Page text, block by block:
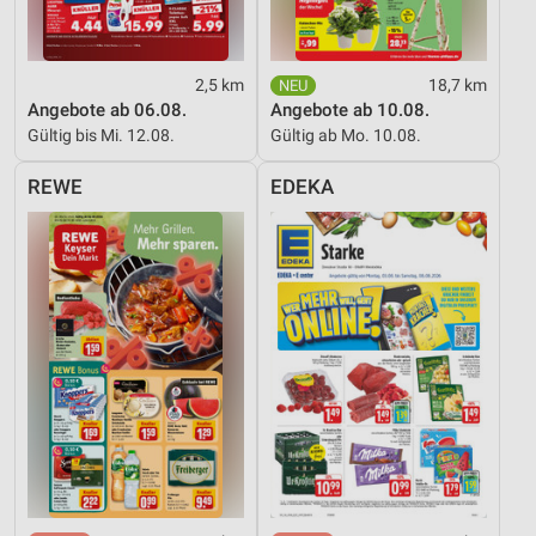
2,5 km
Angebote ab 06.08.
Gültig bis Mi. 12.08.
18,7 km
Angebote ab 10.08.
Gültig ab Mo. 10.08.
REWE EDEKA
Verwendung reduzierter Daten zur Auswahl von
Inhalten
Verwendung genauer Standortdaten
Informationen identifizieren
Nicht-IAB-Verarbeitungszwecke:
Notwendig
Performance
Funktional
Werbung